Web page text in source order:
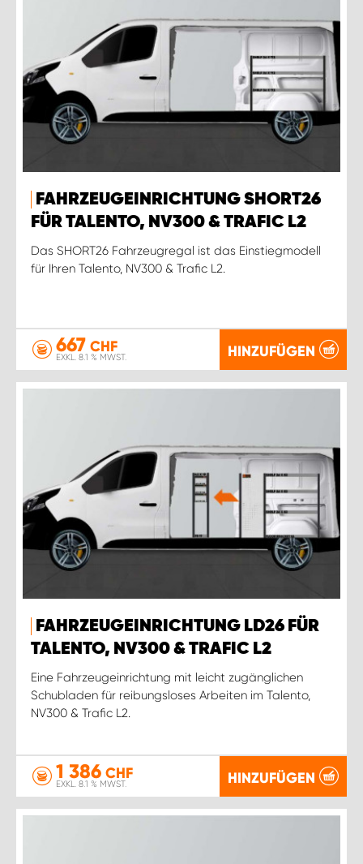
FAHRZEUGEINRICHTUNG SHORT26
FÜR TALENTO, NV300 & TRAFIC L2
Das SHORT26 Fahrzeugregal ist das Einstiegmodell
für Ihren Talento, NV300 & Trafic L2.
667 CHF
EXKL. 8.1 % MWST. HINZUFÜGEN
FAHRZEUGEINRICHTUNG LD26 FÜR
TALENTO, NV300 & TRAFIC L2
Eine Fahrzeugeinrichtung mit leicht zugänglichen
Schubladen für reibungsloses Arbeiten im Talento,
NV300 & Trafic L2.
1 386 CHF
EXKL. 8.1 % MWST. HINZUFÜGEN